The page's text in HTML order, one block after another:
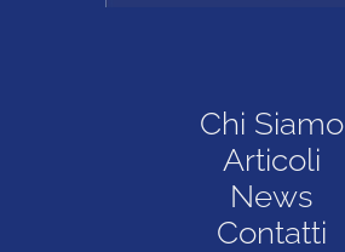
Chi Siamo
Articoli
News
Contatti